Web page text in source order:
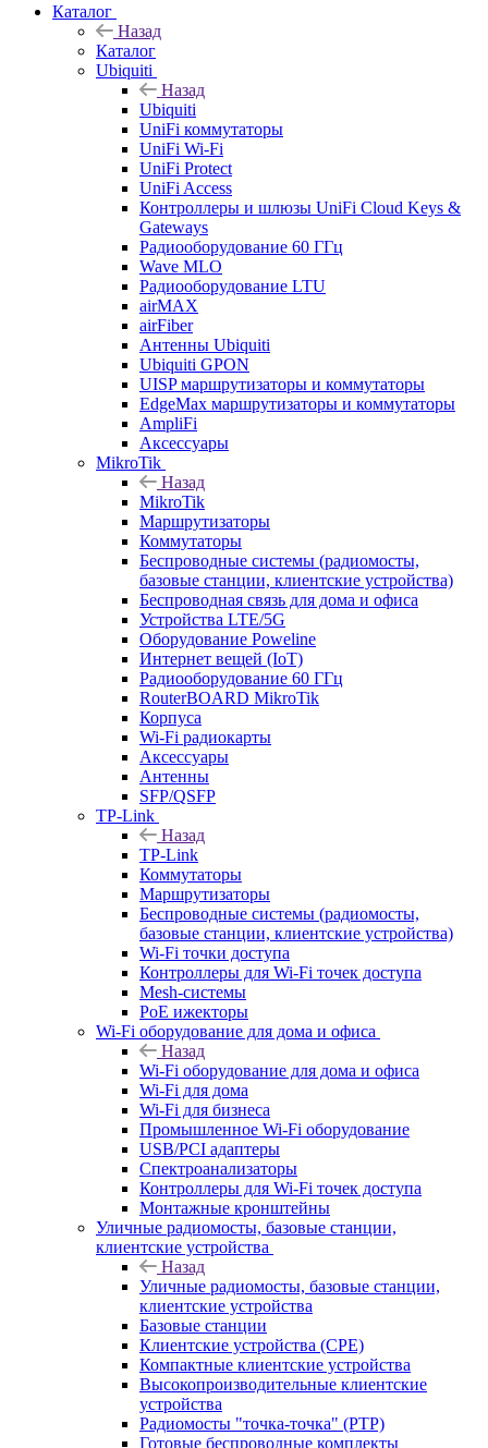
Каталог
Назад
Каталог
Ubiquiti
Назад
Ubiquiti
UniFi коммутаторы
UniFi Wi-Fi
UniFi Protect
UniFi Access
Контроллеры и шлюзы UniFi Cloud Keys &
Gateways
Радиооборудование 60 ГГц
Wave MLO
Радиооборудование LTU
airMAX
airFiber
Антенны Ubiquiti
Ubiquiti GPON
UISP маршрутизаторы и коммутаторы
EdgeMax маршрутизаторы и коммутаторы
AmpliFi
Аксессуары
MikroTik
Назад
MikroTik
Маршрутизаторы
Коммутаторы
Беспроводные системы (радиомосты,
базовые станции, клиентские устройства)
Беспроводная связь для дома и офиса
Устройства LTE/5G
Оборудование Poweline
Интернет вещей (IoT)
Радиооборудование 60 ГГц
RouterBOARD MikroTik
Корпуса
Wi-Fi радиокарты
Аксессуары
Антенны
SFP/QSFP
TP-Link
Назад
TP-Link
Коммутаторы
Маршрутизаторы
Беспроводные системы (радиомосты,
базовые станции, клиентские устройства)
Wi-Fi точки доступа
Контроллеры для Wi-Fi точек доступа
Mesh-системы
PoE ижекторы
Wi-Fi оборудование для дома и офиса
Назад
Wi-Fi оборудование для дома и офиса
Wi-Fi для дома
Wi-Fi для бизнеса
Промышленное Wi-Fi оборудование
USB/PCI адаптеры
Cпектроанализаторы
Контроллеры для Wi-Fi точек доступа
Монтажные кронштейны
Уличные радиомосты, базовые станции,
клиентские устройства
Назад
Уличные радиомосты, базовые станции,
клиентские устройства
Базовые станции
Клиентские устройства (CPE)
Компактные клиентские устройства
Высокопроизводительные клиентские
устройства
Радиомосты "точка-точка" (PTP)
Готовые беспроводные комплекты